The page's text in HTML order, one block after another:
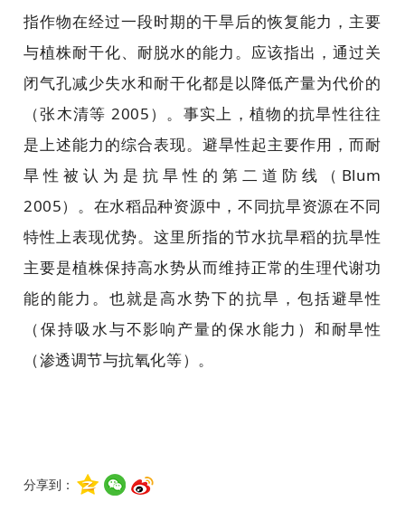
指作物在经过一段时期的干旱后的恢复能力，主要
与植株耐干化、耐脱水的能力。应该指出，通过关
闭气孔减少失水和耐干化都是以降低产量为代价的
（张木清等 2005）。事实上，植物的抗旱性往往
是上述能力的综合表现。避旱性起主要作用，而耐
旱性被认为是抗旱性的第二道防线（Blum
2005）。在水稻品种资源中，不同抗旱资源在不同
特性上表现优势。这里所指的节水抗旱稻的抗旱性
主要是植株保持高水势从而维持正常的生理代谢功
能的能力。也就是高水势下的抗旱，包括避旱性
（保持吸水与不影响产量的保水能力）和耐旱性
（渗透调节与抗氧化等）。
分享到：